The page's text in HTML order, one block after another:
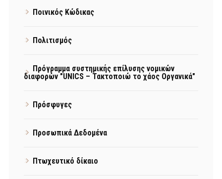
Ποινικός Κώδικας
Πολιτισμός
Πρόγραμμα συστημικής επίλυσης νομικών
διαφορών "UNICS – Τακτοποιώ το χάος Οργανικά"
Πρόσφυγες
Προσωπικά Δεδομένα
Πτωχευτικό δίκαιο